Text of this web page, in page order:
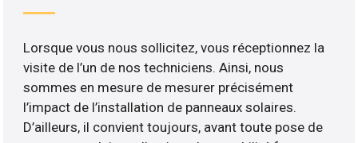
Lorsque vous nous sollicitez, vous réceptionnez la
visite de l’un de nos techniciens. Ainsi, nous
sommes en mesure de mesurer précisément
l’impact de l’installation de panneaux solaires.
D’ailleurs, il convient toujours, avant toute pose de